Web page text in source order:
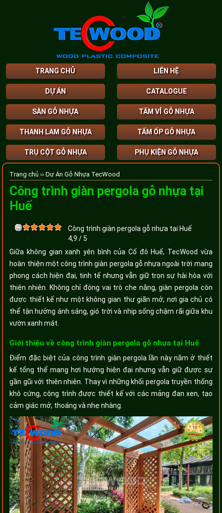
TRANG CHỦ LIÊN HỆ
DỰ ÁN CATALOGUE
SÀN GỖ NHỰA TẤM VỈ GỖ NHỰA
THANH LAM GỖ NHỰA TẤM ỐP GỖ NHỰA
TRỤ CỘT GỖ NHỰA PHỤ KIỆN GỖ NHỰA
Trang chủ ›› Dự Án Gỗ Nhựa TecWood
Công trình giàn pergola gỗ nhựa tại
Huế
Công trình giàn pergola gỗ nhựa tại Huế
4,9 / 5
Giữa không gian xanh yên bình của Cố đô Huế, TecWood vừa
hoàn thiện một công trình giàn pergola gỗ nhựa ngoài trời mang
phong cách hiện đại, tinh tế nhưng vẫn giữ trọn sự hài hòa với
thiên nhiên. Không chỉ đóng vai trò che nắng, giàn pergola còn
được thiết kế như một không gian thư giãn mở, nơi gia chủ có
thể tận hưởng ánh sáng, gió trời và nhịp sống chậm rãi giữa khu
vườn xanh mát.
Giới thiệu về công trình giàn pergola gỗ nhựa tại Huế
Điểm đặc biệt của công trình giàn pergola lần này nằm ở thiết
kế tổng thể mang hơi hướng hiện đại nhưng vẫn giữ được sự
gần gũi với thiên nhiên. Thay vì những khối pergola truyền thống
khô cứng, công trình được thiết kế với các mảng đan xen, tạo
cảm giác mở, thoáng và nhẹ nhàng.